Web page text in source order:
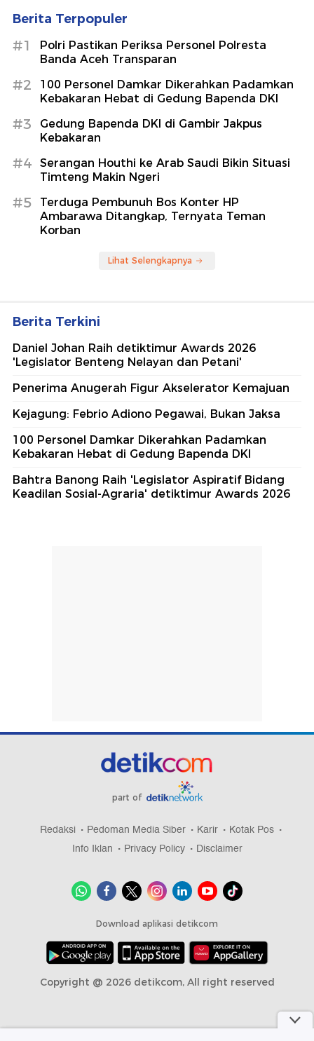
Berita Terpopuler
#1
Polri Pastikan Periksa Personel Polresta
Banda Aceh Transparan
#2
100 Personel Damkar Dikerahkan Padamkan
Kebakaran Hebat di Gedung Bapenda DKI
#3
Gedung Bapenda DKI di Gambir Jakpus
Kebakaran
#4
Serangan Houthi ke Arab Saudi Bikin Situasi
Timteng Makin Ngeri
#5
Terduga Pembunuh Bos Konter HP
Ambarawa Ditangkap, Ternyata Teman
Korban
Lihat Selengkapnya
Berita Terkini
Daniel Johan Raih detiktimur Awards 2026
'Legislator Benteng Nelayan dan Petani'
Penerima Anugerah Figur Akselerator Kemajuan
Kejagung: Febrio Adiono Pegawai, Bukan Jaksa
100 Personel Damkar Dikerahkan Padamkan
Kebakaran Hebat di Gedung Bapenda DKI
Bahtra Banong Raih 'Legislator Aspiratif Bidang
Keadilan Sosial-Agraria' detiktimur Awards 2026
part of
Redaksi Pedoman Media Siber Karir
Kotak Pos
Info Iklan
Privacy Policy Disclaimer
Download aplikasi detikcom
Copyright @ 2026 detikcom, All right reserved